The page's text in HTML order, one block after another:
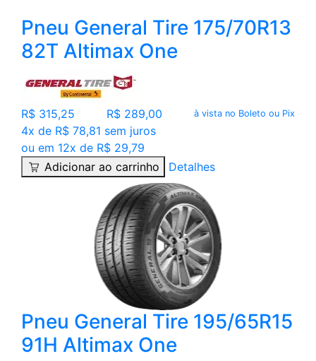
Pneu General Tire 175/70R13
82T Altimax One
R$ 315,25 R$ 289,00 à vista no Boleto ou Pix
4x de R$ 78,81 sem juros
ou em 12x de R$ 29,79
Adicionar ao carrinho
Detalhes
Pneu General Tire 195/65R15
91H Altimax One